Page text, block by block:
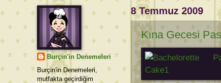
8 Temmuz 2009
Kına Gecesi
Burçin'in Denemeleri
Burçin'in Denemeleri,
mutfakta geçirdiğim